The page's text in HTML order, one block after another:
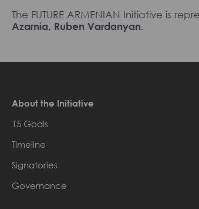
The FUTURE ARMENIAN Initiative is
Azarnia, Ruben Vardanyan.
About the Initiative
15 Goals
Timeline
Signatories
Governance